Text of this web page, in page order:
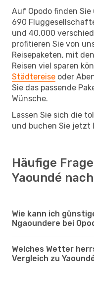
Auf Opodo finden Sie
690
und 40.000
profitieren Sie von
Reisepaketen, mit
Reisen viel sparen
Städtereise oder
Sie das passende
Wünsche.
Lassen Sie sich die
und buchen Sie jetzt
Häufige
Yaoundé
Wie kann ich
Ngaoundere bei
Welches Wetter
Vergleich zu